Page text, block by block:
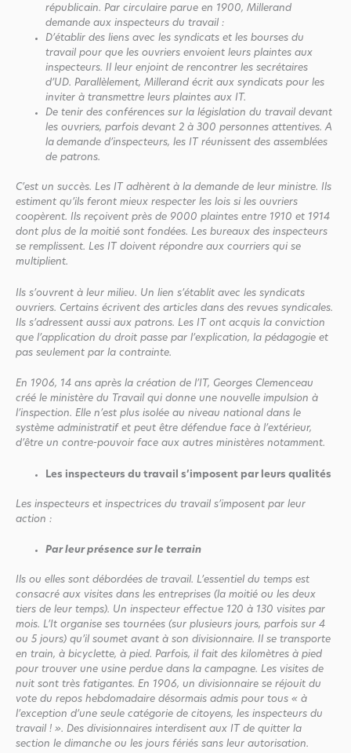
républicain. Par circulaire parue en 1900, Millerand
demande aux inspecteurs du travail :
D’établir des liens avec les syndicats et les bourses du
travail pour que les ouvriers envoient leurs plaintes aux
inspecteurs. Il leur enjoint de rencontrer les secrétaires
d’UD. Parallèlement, Millerand écrit aux syndicats pour les
inviter à transmettre leurs plaintes aux IT.
De tenir des conférences sur la législation du travail devant
les ouvriers, parfois devant 2 à 300 personnes attentives. A
la demande d’inspecteurs, les IT réunissent des assemblées
de patrons.
C’est un succès. Les IT adhèrent à la demande de leur ministre. Ils
estiment qu’ils feront mieux respecter les lois si les ouvriers
coopèrent. Ils reçoivent près de 9000 plaintes entre 1910 et 1914
dont plus de la moitié sont fondées. Les bureaux des inspecteurs
se remplissent. Les IT doivent répondre aux courriers qui se
multiplient.
Ils s’ouvrent à leur milieu. Un lien s’établit avec les syndicats
ouvriers. Certains écrivent des articles dans des revues syndicales.
Ils s’adressent aussi aux patrons. Les IT ont acquis la conviction
que l’application du droit passe par l’explication, la pédagogie et
pas seulement par la contrainte.
En 1906, 14 ans après la création de l’IT, Georges Clemenceau
créé le ministère du Travail qui donne une nouvelle impulsion à
l’inspection. Elle n’est plus isolée au niveau national dans le
système administratif et peut être défendue face à l’extérieur,
d’être un contre-pouvoir face aux autres ministères notamment.
Les inspecteurs du travail s’imposent par leurs qualités
Les inspecteurs et inspectrices du travail s’imposent par leur
action :
Par leur présence sur le terrain
Ils ou elles sont débordées de travail. L’essentiel du temps est
consacré aux visites dans les entreprises (la moitié ou les deux
tiers de leur temps). Un inspecteur effectue 120 à 130 visites par
mois. L’It organise ses tournées (sur plusieurs jours, parfois sur 4
ou 5 jours) qu’il soumet avant à son divisionnaire. Il se transporte
en train, à bicyclette, à pied. Parfois, il fait des kilomètres à pied
pour trouver une usine perdue dans la campagne. Les visites de
nuit sont très fatigantes. En 1906, un divisionnaire se réjouit du
vote du repos hebdomadaire désormais admis pour tous « à
l’exception d’une seule catégorie de citoyens, les inspecteurs du
travail ! ». Des divisionnaires interdisent aux IT de quitter la
section le dimanche ou les jours fériés sans leur autorisation.